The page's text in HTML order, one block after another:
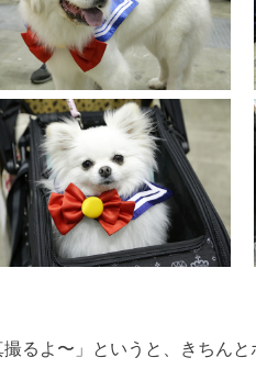
るよ〜」というと、きちん